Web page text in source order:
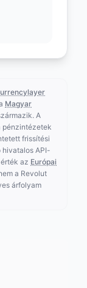
Magyar
A
pénzintézetek
frissítési
hivatalos API-
az Európai
a Revolut
árfolyam